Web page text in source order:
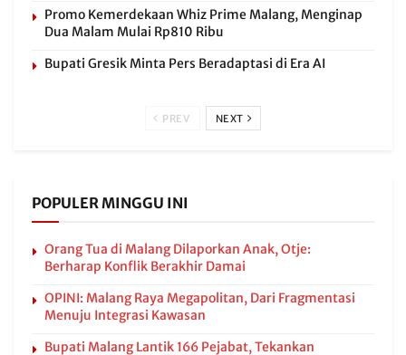
Promo Kemerdekaan Whiz Prime Malang, Menginap
Dua Malam Mulai Rp810 Ribu
Bupati Gresik Minta Pers Beradaptasi di Era AI
PREV NEXT
POPULER MINGGU INI
Orang Tua di Malang Dilaporkan Anak, Otje:
Berharap Konflik Berakhir Damai
OPINI: Malang Raya Megapolitan, Dari Fragmentasi
Menuju Integrasi Kawasan
Bupati Malang Lantik 166 Pejabat, Tekankan